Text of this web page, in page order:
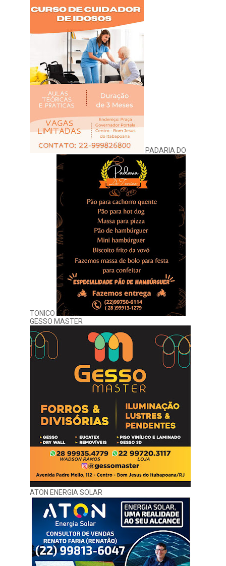
PADARIA DO
TONICO
GESSO MASTER
ATON ENERGIA SOLAR